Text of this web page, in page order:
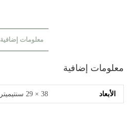
معلومات إضافية
معلومات إضافية
الأبعاد 38 × 29 سنتيميتر